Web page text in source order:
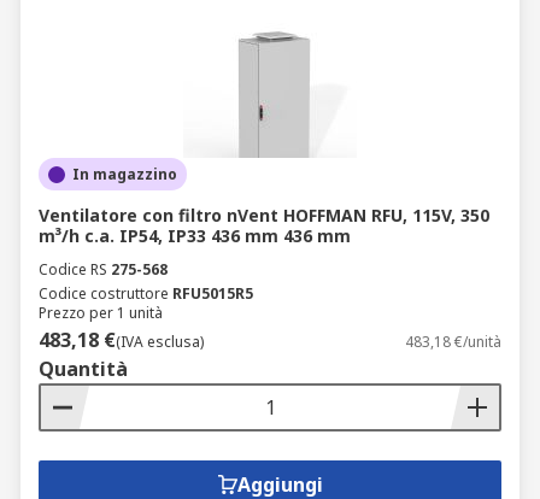
In magazzino
Ventilatore con filtro nVent HOFFMAN RFU, 115V, 350
m³/h c.a. IP54, IP33 436 mm 436 mm
Codice RS 275-568
Codice costruttore RFU5015R5
Prezzo per 1 unità
483,18 €(IVA esclusa) 483,18 €/unità
Quantità
Aggiungi